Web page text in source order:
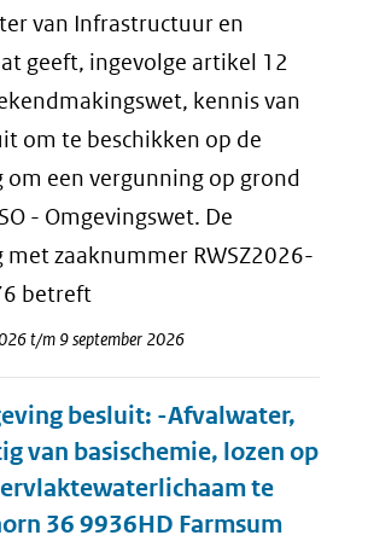
van Infrastructuur en
geeft, ingevolge artikel 12
kennis van
om te beschikken op de
om een vergunning op grond
- Omgevingswet. De
met zaaknummer RWSZ2026-
betreft
t/m 9 september 2026
besluit: -Afvalwater,
van basischemie, lozen op
te
36 9936HD Farmsum